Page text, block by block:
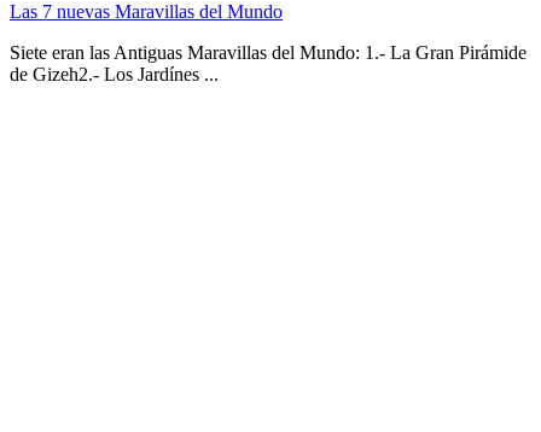
Las 7 nuevas Maravillas del Mundo
Siete eran las Antiguas Maravillas del Mundo: 1.- La Gran Pirámide
de Gizeh2.- Los Jardínes ...